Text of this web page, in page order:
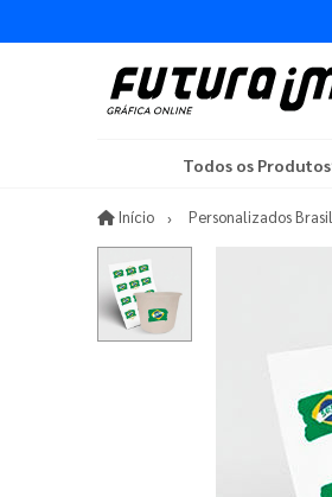
Todos os Produtos
InícioInício Personalizados Brasil